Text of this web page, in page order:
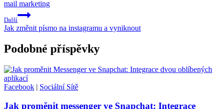
mail marketing
Další
Jak změnit písmo na instagramu a vyniknout
Podobné příspěvky
Facebook | Sociální Sítě
Jak proměnit messenger ve Snapchat: Integrace